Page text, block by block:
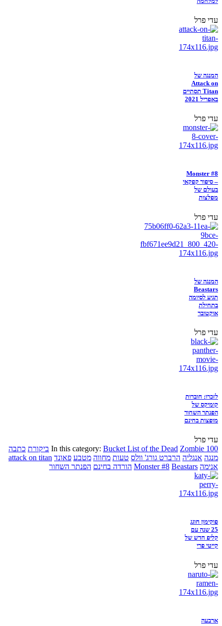
עדי פרל
המנגה של
Attack on
Titan תסתיים
באפריל 2021
עדי פרל
Monster #8
– סיפור קפקאי
בעולם של
מפלצות
עדי פרל
המנגה של
Beastars
תגיע לסיומה
בתחילת
אוקטובר
עדי פרל
לזכרו: חוברות
קומיקס של
הפנתר השחור
מופצות בחינם
עדי פרל
In this category: Bucket List of the Dead Zombie 100 ביקורת כתבה
מנגה אנגליה הרברט גורג' וולס טעות מחווה מטבע פאונד attack on titan
אנימה
Monster #8 Beastars הורדה בחינם הפנתר השחור
פוקימון חוגג
25 שנה עם
קליפ חדש של
קייטי פרי
עדי פרל
ארבעה